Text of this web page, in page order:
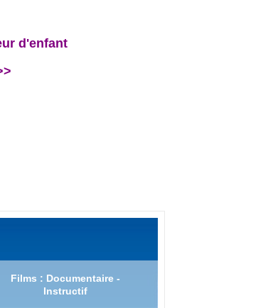
d'enfant
Films : Documentaire -
Instructif